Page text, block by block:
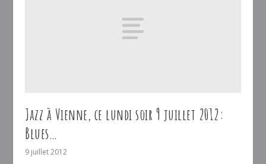
Jazz à Vienne, ce lundi soir 9 juillet 2012:
Blues…
9 juillet 2012